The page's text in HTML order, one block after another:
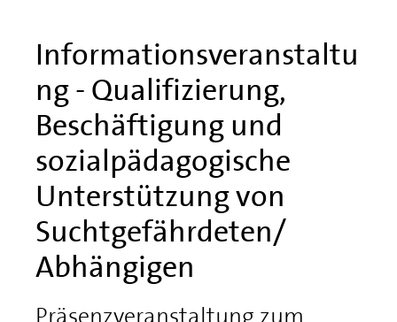
Informationsveranstaltu
ng - Qualifizierung,
Beschäftigung und
sozialpädagogische
Unterstützung von
Suchtgefährdeten/
Abhängigen
Präsenzveranstaltung zum